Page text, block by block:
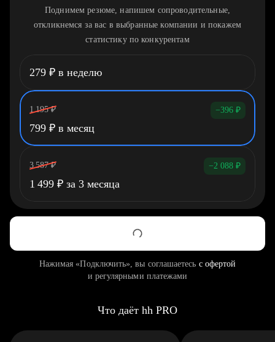
Поднимем резюме, напишем сопроводительные,
откликнемся за вас в выбранные компании и покажем
статистику по конкурентам
279 ₽ в неделю
1 195 ₽ −396 ₽
799 ₽ в месяц
3 587 ₽ −2 088 ₽
1 499 ₽ за 3 месяца
Нажимая «Подключить», вы соглашаетесь с офертой
и регулярными платежами
Что даёт hh PRO